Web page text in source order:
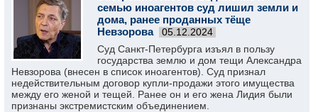
семью иноагентов суд лишил земли и
дома, ранее проданных тёще
Невзорова
05.12.2024
Суд Санкт-Петербурга изъял в пользу
государства землю и дом тещи Александра
Невзорова (внесен в список иноагентов). Суд признал
недействительным договор купли-продажи этого имущества
между его женой и тещей. Ранее он и его жена Лидия были
признаны экстремистским объединением.